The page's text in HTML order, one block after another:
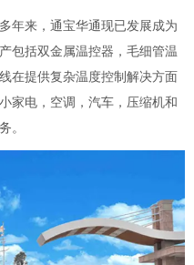
年来，通宝华通现已发展成为
包括双金属温控器，毛细管温
在提供复杂温度控制解决方面
家电，空调，汽车，压缩机和
。